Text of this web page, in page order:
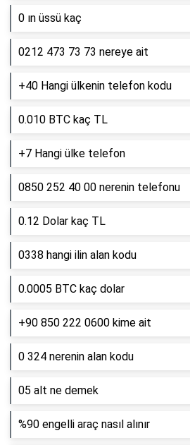
0 ın üssü kaç
0212 473 73 73 nereye ait
+40 Hangi ülkenin telefon kodu
0.010 BTC kaç TL
+7 Hangi ülke telefon
0850 252 40 00 nerenin telefonu
0.12 Dolar kaç TL
0338 hangi ilin alan kodu
0.0005 BTC kaç dolar
+90 850 222 0600 kime ait
0 324 nerenin alan kodu
05 alt ne demek
%90 engelli araç nasıl alınır